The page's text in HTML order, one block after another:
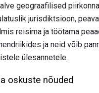
geograafilised
jurisdiktsioon,
reisima ja töötama
ja neid võib
ülesannetele.
oskuste nõuded